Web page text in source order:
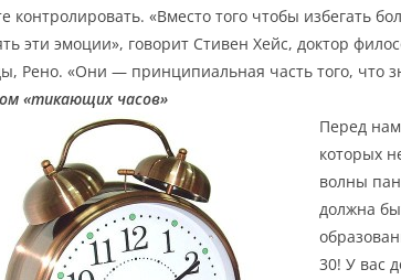
контролировать. «Вместо того чтобы избегать
эти эмоции», говорит Стивен Хейс, доктор
Рено. «Они — принципиальная часть того, что
«тикающих часов»
Перед
которых
волны
должна
30! У вас